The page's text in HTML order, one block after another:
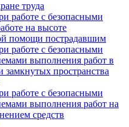
труда
работе с безопасными
на высоте
помощи пострадавшим
работе с безопасными
выполнения работ в
замкнутых пространства
работе с безопасными
выполнения работ на
средств